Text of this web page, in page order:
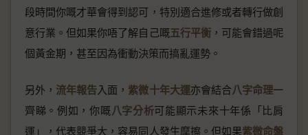
段時間你嘅才華會得到認可，特別適合進修或者轉行做創
意行業。但如果你唔了解自己嘅五行平衡，可能會錯過呢
個黃金期，甚至因為衝動決策而搞亂運勢。
另外， 流年報告入面， 紫微十年大運亦會結合八字命理一
齊睇。例如，你嘅八字分析可能顯示未來十年係「比肩
運」，代表競爭大，容易同人發生摩擦。但如果紫微命盤